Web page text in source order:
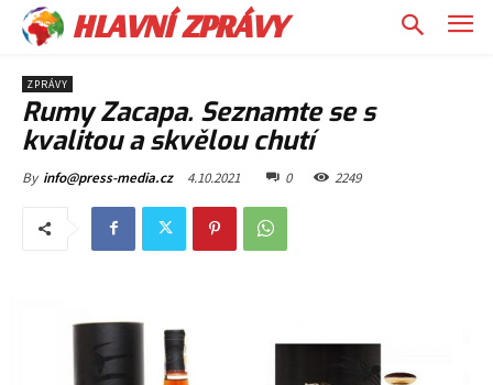
HLAVNÍ ZPRÁVY
ZPRÁVY
Rumy Zacapa. Seznamte se s
kvalitou a skvělou chutí
By info@press-media.cz 4.10.2021 0 2249